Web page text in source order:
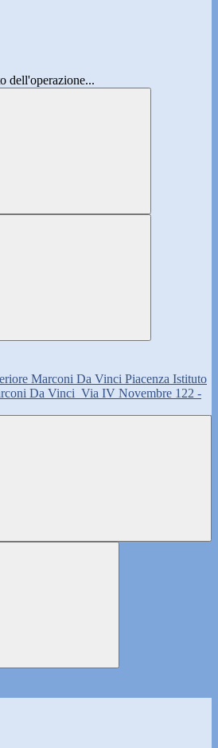
dell'operazione...
Istituto
Da Vinci Via IV Novembre 122 -